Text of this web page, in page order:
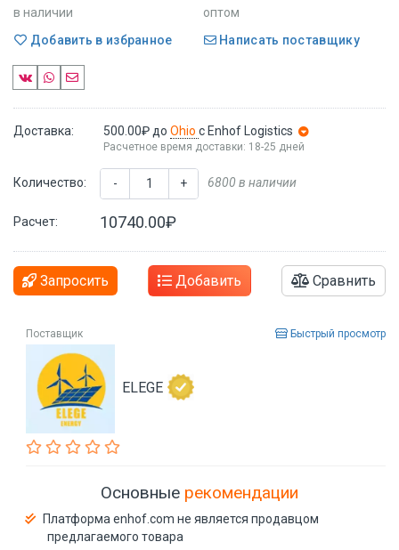
в наличии
оптом
Добавить в избранное
Написать поставщику
Доставка: 500.00₽ до Ohio с Enhof Logistics
Расчетное время доставки: 18-25 дней
Количество: - + 6800 в наличии
Расчет: 10740.00₽
Запросить Добавить Сравнить
Поставщик Быстрый просмотр
ELEGE
Основные рекомендации
Платформа enhof.com не является продавцом
предлагаемого товара